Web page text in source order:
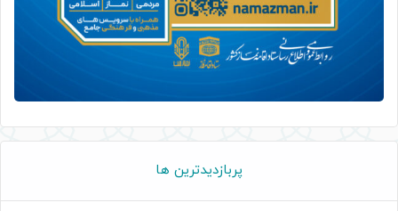
پربازدیدترین ها